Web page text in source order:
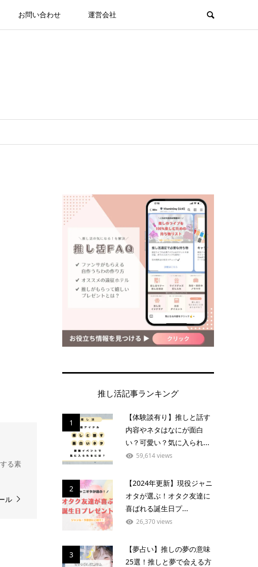
お問い合わせ 運営会社
る素
ル
推し活記事ランキング
1
【体験談有り】推しと話す
内容やネタはなにが面白
い？可愛い？気に入られ...
59,614 views
2
【2024年更新】現役ジャニ
オタが選ぶ！オタク友達に
喜ばれる誕生日プ...
26,370 views
3
【夢占い】推しの夢の意味
25選！推しと夢で会える方